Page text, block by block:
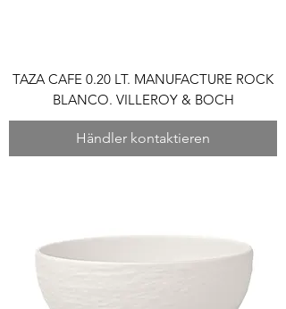
TAZA CAFE 0.20 LT. MANUFACTURE ROCK
BLANCO. VILLEROY & BOCH
Händler kontaktieren